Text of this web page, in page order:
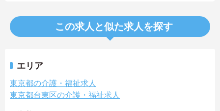
この求人と似た求人を探す
エリア
東京都の介護・福祉求人
東京都台東区の介護・福祉求人